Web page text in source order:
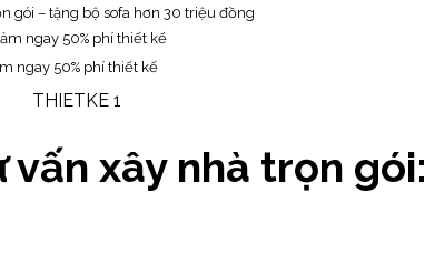
gói – tặng bộ sofa hơn 30 triệu đồng
ngay 50% phí thiết kế
vấn xây nhà trọn gói: